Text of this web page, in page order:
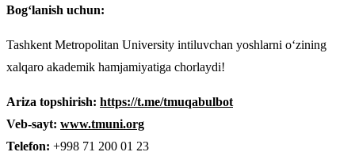
Bog‘lanish uchun:
Tashkent Metropolitan University intiluvchan yoshlarni o‘zining
xalqaro akademik hamjamiyatiga chorlaydi!
Ariza topshirish: https://t.me/tmuqabulbot
Veb-sayt: www.tmuni.org
Telefon: +998 71 200 01 23